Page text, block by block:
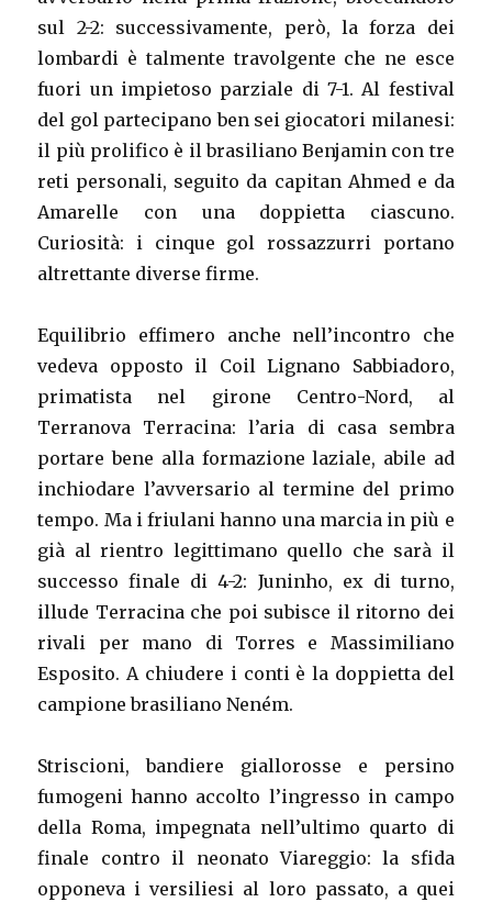
sul 2-2: successivamente, però, la forza dei
lombardi è talmente travolgente che ne esce
fuori un impietoso parziale di 7-1. Al festival
del gol partecipano ben sei giocatori milanesi:
il più prolifico è il brasiliano Benjamin con tre
reti personali, seguito da capitan Ahmed e da
Amarelle con una doppietta ciascuno.
Curiosità: i cinque gol rossazzurri portano
altrettante diverse firme.
Equilibrio effimero anche nell’incontro che
vedeva opposto il Coil Lignano Sabbiadoro,
primatista nel girone Centro-Nord, al
Terranova Terracina: l’aria di casa sembra
portare bene alla formazione laziale, abile ad
inchiodare l’avversario al termine del primo
tempo. Ma i friulani hanno una marcia in più e
già al rientro legittimano quello che sarà il
successo finale di 4-2: Juninho, ex di turno,
illude Terracina che poi subisce il ritorno dei
rivali per mano di Torres e Massimiliano
Esposito. A chiudere i conti è la doppietta del
campione brasiliano Neném.
Striscioni, bandiere giallorosse e persino
fumogeni hanno accolto l’ingresso in campo
della Roma, impegnata nell’ultimo quarto di
finale contro il neonato Viareggio: la sfida
opponeva i versiliesi al loro passato, a quei